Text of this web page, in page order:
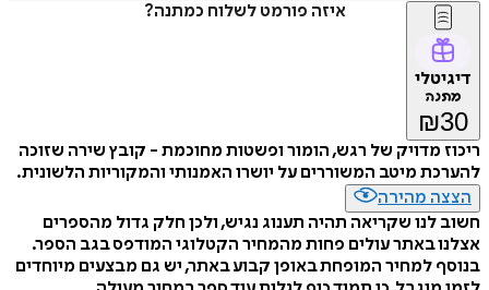
איזה פורמט לשלוח כמתנה?
דיגיטלי
מתנה
₪30
ריכוז מדויק של רגש, הומור ופשטות מחוכמת - קובץ שירה שזוכה
להערכת מיטב המשוררים על יושרו האמנותי והמקוריות הלשונית.
הצצה מהירה
חשוב לנו שקריאה תהיה תענוג נגיש, ולכן חלק גדול מהספרים
אצלנו באתר עולים פחות מהמחיר הקטלוגי המודפס בגב הספר.
בנוסף למחיר המופחת באופן קבוע באתר, יש גם מבצעים מיוחדים